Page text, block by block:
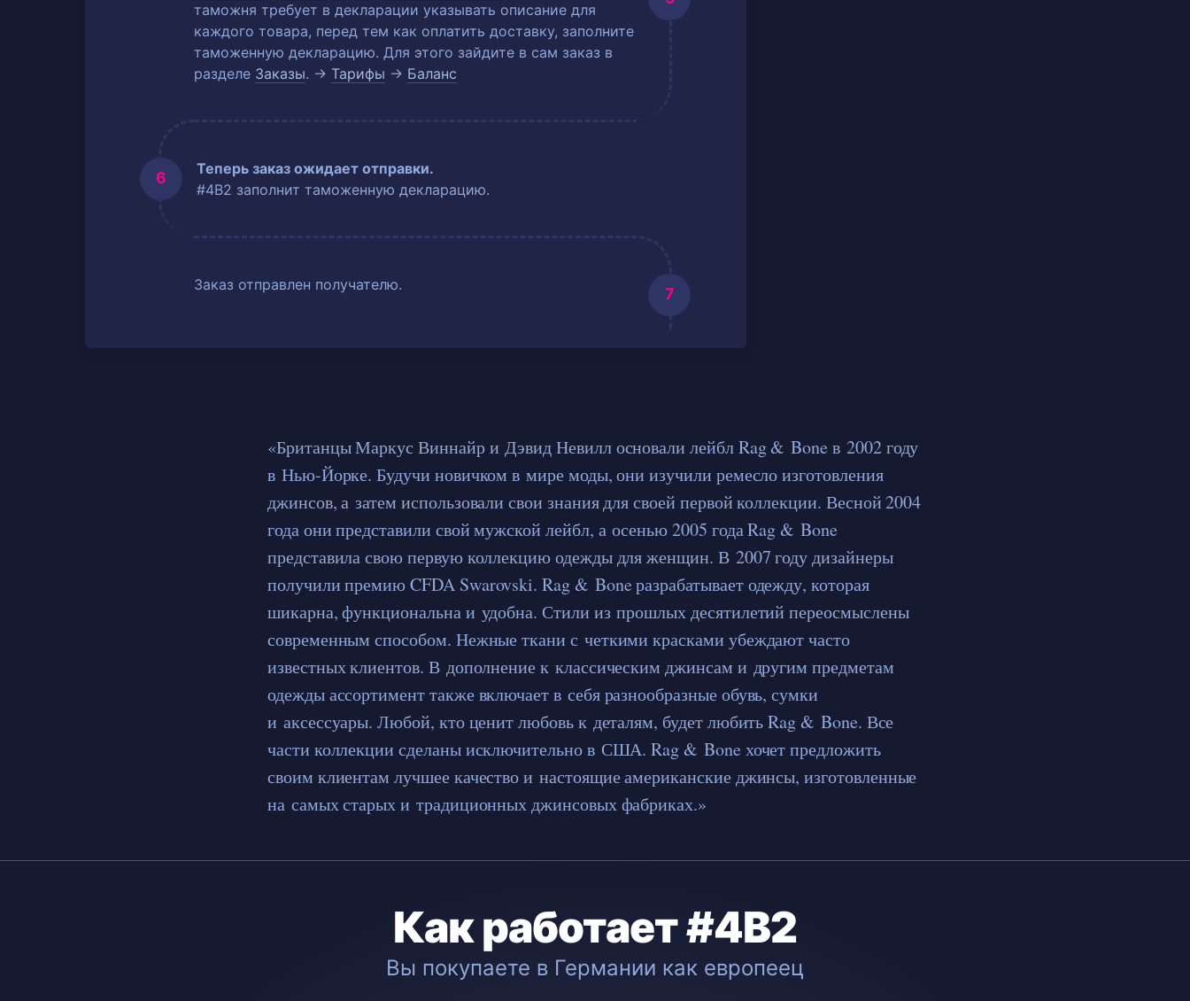
таможня требует в декларации указывать описание для
каждого товара, перед тем как оплатить доставку, заполните
таможенную декларацию. Для этого зайдите в сам заказ в
разделе Заказы. → Тарифы → Баланс
Теперь заказ ожидает отправки.
#4B2 заполнит таможенную декларацию.
Заказ отправлен получателю.
«Британцы Маркус Виннайр и Дэвид Невилл основали лейбл Rag & Bone в 2002 году
в Нью-Йорке. Будучи новичком в мире моды, они изучили ремесло изготовления
джинсов, а затем использовали свои знания для своей первой коллекции. Весной 2004
года они представили свой мужской лейбл, а осенью 2005 года Rag & Bone
представила свою первую коллекцию одежды для женщин. В 2007 году дизайнеры
получили премию CFDA Swarovski. Rag & Bone разрабатывает одежду, которая
шикарна, функциональна и удобна. Стили из прошлых десятилетий переосмыслены
современным способом. Нежные ткани с четкими красками убеждают часто
известных клиентов. В дополнение к классическим джинсам и другим предметам
одежды ассортимент также включает в себя разнообразные обувь, сумки
и аксессуары. Любой, кто ценит любовь к деталям, будет любить Rag & Bone. Все
части коллекции сделаны исключительно в США. Rag & Bone хочет предложить
своим клиентам лучшее качество и настоящие американские джинсы, изготовленные
на самых старых и традиционных джинсовых фабриках.»
Как работает #4B2
Вы покупаете в Германии как европеец